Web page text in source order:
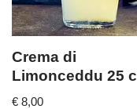
Crema di
Limonceddu 25 cl
€ 8,00